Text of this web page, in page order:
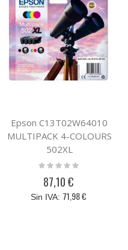
Epson C13T02W64010
MULTIPACK 4-COLOURS
502XL
Rating:
87,10 €
71,98 €